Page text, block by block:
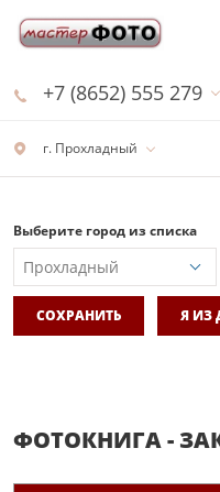
г. Прохладный
+7 (8652) 555 279
Выберите город из списка
СОХРАНИТЬ Я ИЗ
ФОТОКНИГА -